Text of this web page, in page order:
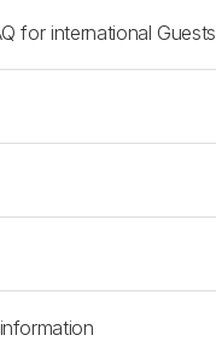
for international Guests